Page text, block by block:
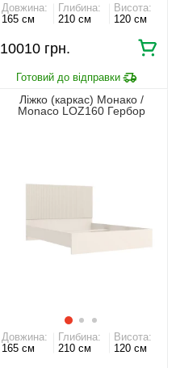
Довжина:
165 см
Глибина:
210 см
Висота:
120 см
10010 грн.
Ліжко (каркас) Монако /
Monaco LOZ160 Гербор
Довжина:
165 см
Глибина:
210 см
Висота:
120 см